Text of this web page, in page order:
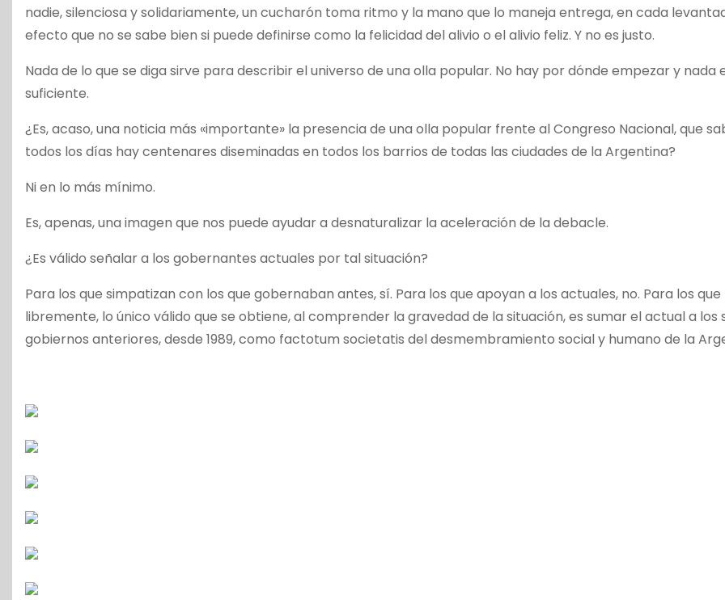
nadie, silenciosa y solidariamente, un cucharón toma ritmo y la mano que lo maneja entrega, en cada
efecto que no se sabe bien si puede definirse como la felicidad del alivio o el alivio feliz. Y no es justo.
Nada de lo que se diga sirve para describir el universo de una olla popular. No hay por dónde empezar y nada
suficiente.
¿Es, acaso, una noticia más «importante» la presencia de una olla popular frente al Congreso Nacional, que
todos los días hay centenares diseminadas en todos los barrios de todas las ciudades de la Argentina?
Ni en lo más mínimo.
Es, apenas, una imagen que nos puede ayudar a desnaturalizar la aceleración de la debacle.
¿Es válido señalar a los gobernantes actuales por tal situación?
Para los que simpatizan con los que gobernaban antes, sí. Para los que apoyan a los actuales, no. Para los que
libremente, lo único válido que se obtiene, al comprender la gravedad de la situación, es sumar el actual a los
gobiernos anteriores, desde 1989, como factotum societatis del desmembramiento social y humano de la